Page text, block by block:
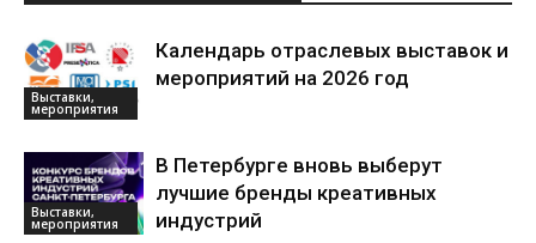
Выставки,
мероприятия
Календарь отраслевых выставок и
мероприятий на 2026 год
Выставки,
мероприятия
В Петербурге вновь выберут
лучшие бренды креативных
индустрий